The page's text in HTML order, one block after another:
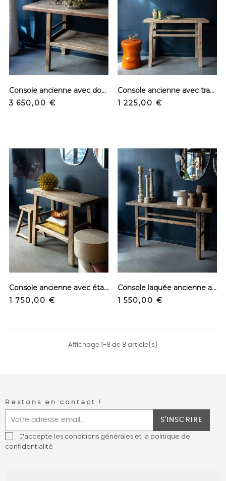
Console ancienne avec doubles plateaux - Orme
Prix
3 650,00 €
Console ancienne avec traverse - Orme
Prix
1 225,00 €
Console ancienne avec étagère - Orme
Prix
1 750,00 €
Console laquée ancienne avec traverse en orme
Prix
1 550,00 €
Affichage 1-8 de 8 article(s)
Restons en contact !
S'INSCRIRE
J'accepte les conditions générales et la politique de
confidentialité